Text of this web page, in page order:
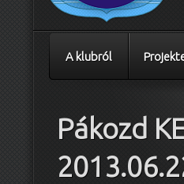
A klubról
Pákozd